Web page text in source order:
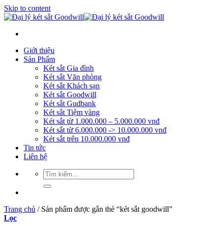
Skip to content
Giới thiệu
Sản Phẩm
Két sắt Gia đình
Két sắt Văn phòng
Két sắt Khách sạn
Két sắt Goodwill
Két sắt Gudbank
Két sắt Tiệm vàng
Két sắt từ 1.000.000 – 5.000.000 vnđ
Két sắt từ 6.000.000 -> 10.000.000 vnđ
Két sắt trên 10.000.000 vnđ
Tin tức
Liên hệ
Trang chủ /Sản phẩm được gắn thẻ “két sắt goodwill”
Lọc